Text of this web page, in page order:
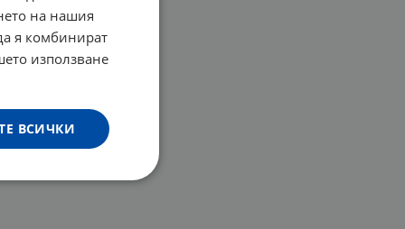
на нашия
я комбинират
използване
ВСИЧКИ